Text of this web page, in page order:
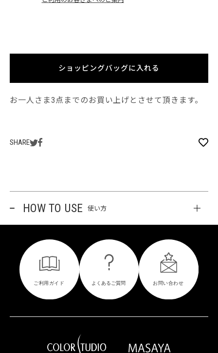
ショッピングバッグに入れる
お一人さま3点までのお買い上げとさせて頂きます。
SHARE
HOW TO USE 使い方